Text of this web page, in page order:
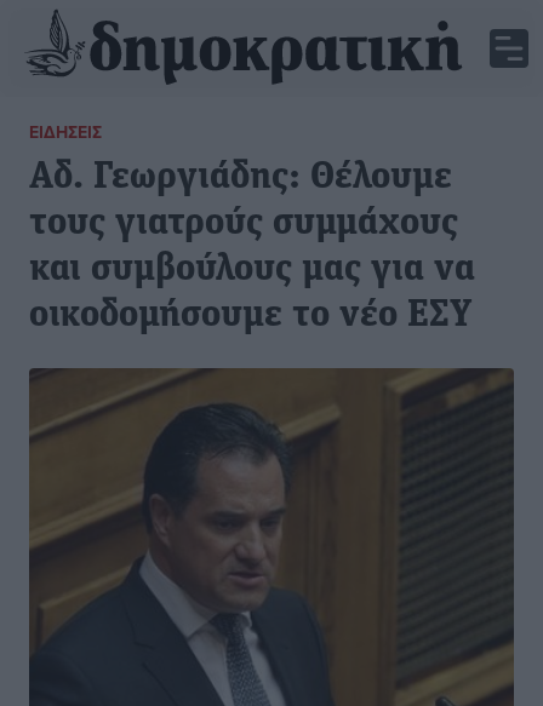
ΕΙΔΉΣΕΙΣ
Αδ. Γεωργιάδης: Θέλουμε
τους γιατρούς συμμάχους
και συμβούλους μας για να
οικοδομήσουμε το νέο ΕΣΥ